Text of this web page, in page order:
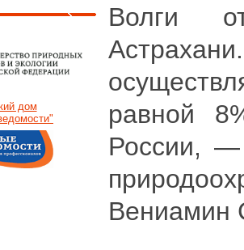
дом
Волги
равной
России, —
Вениамин